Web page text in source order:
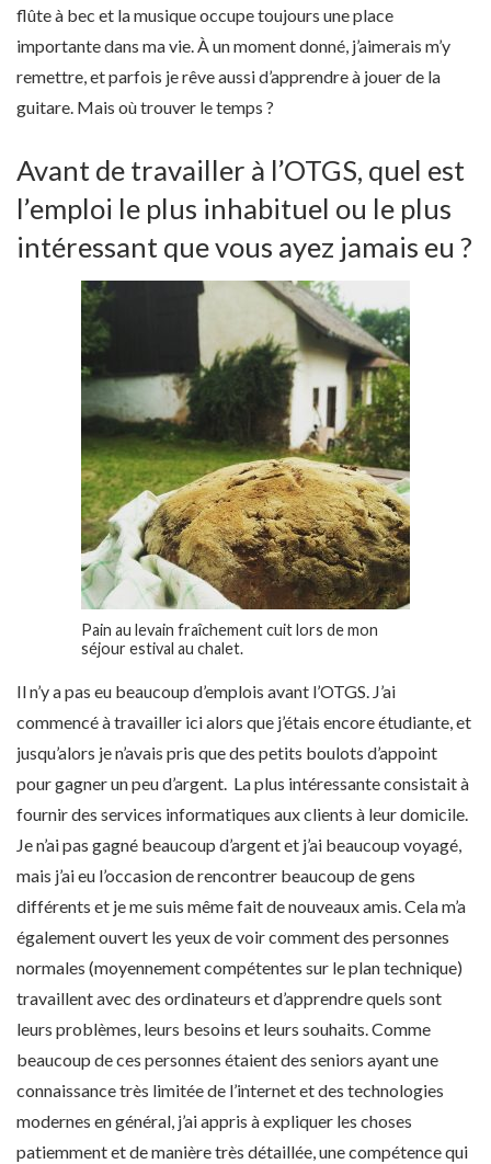
flûte à bec et la musique occupe toujours une place
importante dans ma vie. À un moment donné, j’aimerais m’y
remettre, et parfois je rêve aussi d’apprendre à jouer de la
guitare. Mais où trouver le temps ?
Avant de travailler à l’OTGS, quel est
l’emploi le plus inhabituel ou le plus
intéressant que vous ayez jamais eu ?
Pain au levain fraîchement cuit lors de mon
séjour estival au chalet.
Il n’y a pas eu beaucoup d’emplois avant l’OTGS. J’ai
commencé à travailler ici alors que j’étais encore étudiante, et
jusqu’alors je n’avais pris que des petits boulots d’appoint
pour gagner un peu d’argent. La plus intéressante consistait à
fournir des services informatiques aux clients à leur domicile.
Je n’ai pas gagné beaucoup d’argent et j’ai beaucoup voyagé,
mais j’ai eu l’occasion de rencontrer beaucoup de gens
différents et je me suis même fait de nouveaux amis. Cela m’a
également ouvert les yeux de voir comment des personnes
normales (moyennement compétentes sur le plan technique)
travaillent avec des ordinateurs et d’apprendre quels sont
leurs problèmes, leurs besoins et leurs souhaits. Comme
beaucoup de ces personnes étaient des seniors ayant une
connaissance très limitée de l’internet et des technologies
modernes en général, j’ai appris à expliquer les choses
patiemment et de manière très détaillée, une compétence qui